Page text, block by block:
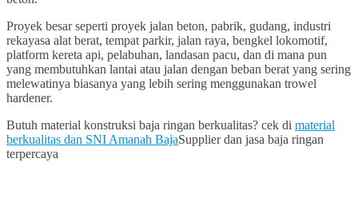
Proyek besar seperti proyek jalan beton, pabrik, gudang, industri
rekayasa alat berat, tempat parkir, jalan raya, bengkel lokomotif,
platform kereta api, pelabuhan, landasan pacu, dan di mana pun
yang membutuhkan lantai atau jalan dengan beban berat yang sering
melewatinya biasanya yang lebih sering menggunakan trowel
hardener.
Butuh material konstruksi baja ringan berkualitas? cek di material
berkualitas dan SNI Amanah BajaSupplier dan jasa baja ringan
terpercaya